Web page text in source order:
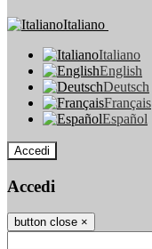
Italiano
Italiano
English
Deutsch
Français
Español
Accedi
Accedi
button close ×